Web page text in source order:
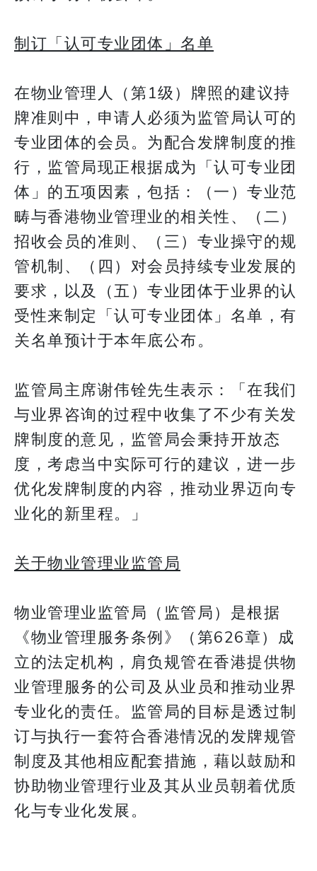
制订「认可专业团体」名单
在物业管理人（第1级）牌照的建议持
牌准则中，申请人必须为监管局认可的
专业团体的会员。为配合发牌制度的推
行，监管局现正根据成为「认可专业团
体」的五项因素，包括：（一）专业范
畴与香港物业管理业的相关性、（二）
招收会员的准则、（三）专业操守的规
管机制、（四）对会员持续专业发展的
要求，以及（五）专业团体于业界的认
受性来制定「认可专业团体」名单，有
关名单预计于本年底公布。
监管局主席谢伟铨先生表示：「在我们
与业界咨询的过程中收集了不少有关发
牌制度的意见，监管局会秉持开放态
度，考虑当中实际可行的建议，进一步
优化发牌制度的内容，推动业界迈向专
业化的新里程。」
关于物业管理业监管局
物业管理业监管局（监管局）是根据
《物业管理服务条例》（第626章）成
立的法定机构，肩负规管在香港提供物
业管理服务的公司及从业员和推动业界
专业化的责任。监管局的目标是透过制
订与执行一套符合香港情况的发牌规管
制度及其他相应配套措施，藉以鼓励和
协助物业管理行业及其从业员朝着优质
化与专业化发展。